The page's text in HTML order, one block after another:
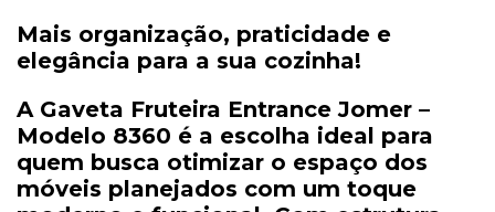
Mais organização, praticidade e
elegância para a sua cozinha!
A Gaveta Fruteira EntranceJomer –
Modelo 8360 é a escolha ideal para
quem busca otimizar o espaço dos
móveis planejados com um toque